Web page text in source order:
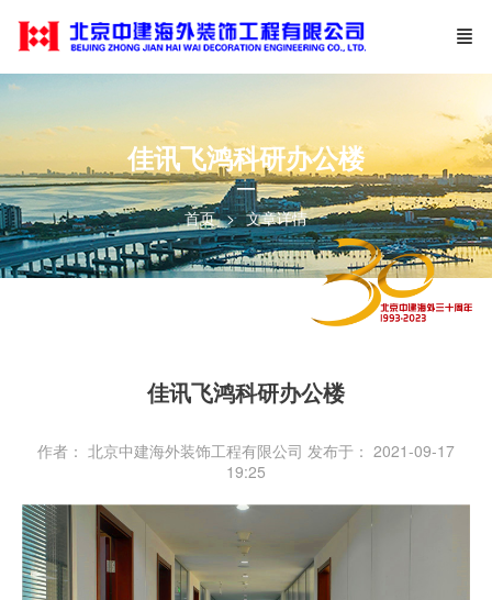
佳讯飞鸿科研办公楼
—
首页 文章详情
佳讯飞鸿科研办公楼
作者： 北京中建海外装饰工程有限公司 发布于： 2021-09-17
19:25